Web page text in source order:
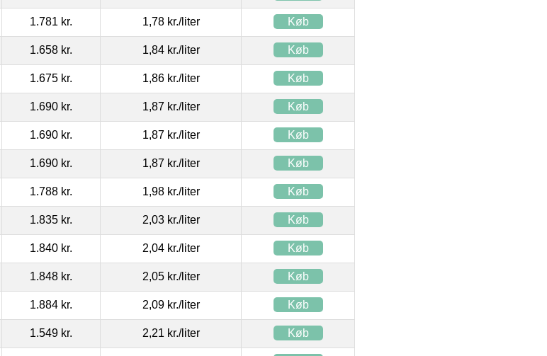
1.781 kr. 1,78 kr./liter Køb
1.658 kr. 1,84 kr./liter Køb
1.675 kr. 1,86 kr./liter Køb
1.690 kr. 1,87 kr./liter Køb
1.690 kr. 1,87 kr./liter Køb
1.690 kr. 1,87 kr./liter Køb
1.788 kr. 1,98 kr./liter Køb
1.835 kr. 2,03 kr./liter Køb
1.840 kr. 2,04 kr./liter Køb
1.848 kr. 2,05 kr./liter Køb
1.884 kr. 2,09 kr./liter Køb
1.549 kr. 2,21 kr./liter Køb